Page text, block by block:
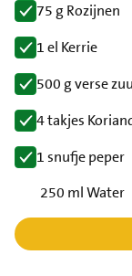
75 g Rozijnen
1 el Kerrie
500 g verse
4 takjes
1 snufje peper
250 ml Water